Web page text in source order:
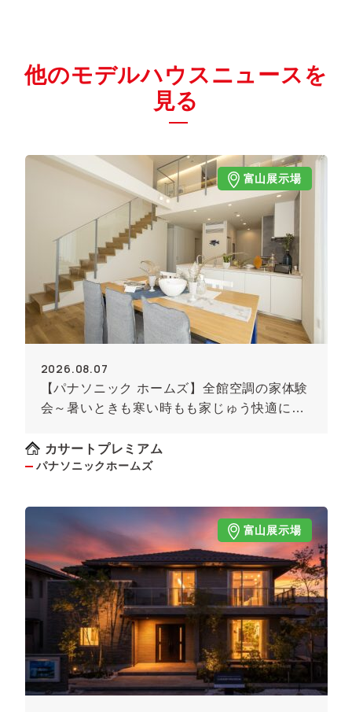
他のモデルハウスニュースを
見る
富山展示場
2026.08.07
【パナソニック ホームズ】全館空調の家体験
会～暑いときも寒い時もも家じゅう快適に！
カサートプレミアム
パナソニックホームズ
富山展示場